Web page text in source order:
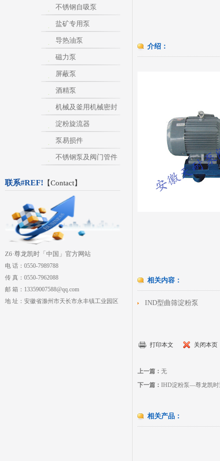
不锈钢自吸泵
盐矿专用泵
导热油泵
磁力泵
屏蔽泵
酒精泵
机械及釜用机械密封
淀粉旋流器
泵易损件
不锈钢泵及阀门管件
联系#REF! 【Contact】
Z6·尊龙凯时「中国」官方网站
电 话：0550-7989788
传 真：0550-7962088
邮 箱：13359007588@qq.com
地 址：安徽省滁州市天长市永丰镇工业园区
介绍：
相关内容：
IND型曲筛淀粉泵
打印本文 关闭本页
上一篇： 无
下一篇： IHD淀粉泵—尊龙凯时
相关产品：